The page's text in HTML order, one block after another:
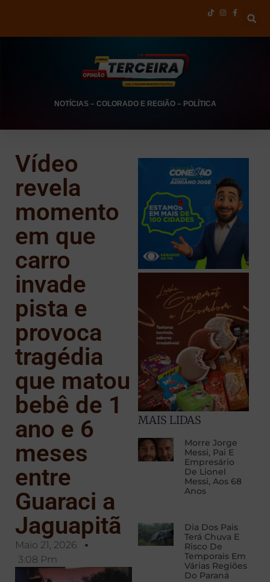
NOTÍCIAS– COLORADO E REGIÃO– POLÍTICA
Vídeo
revela
momento
em que
carro
invade
pista e
provoca
tragédia
que matou
bebê de 1
ano e 6
meses
entre
Guaraci a
Jaguapitã
Maio 21, 2026
3:08 Pm
MAIS LIDAS
Morre Jorge
Messi, Pai E
Empresário
De Lionel
Messi, Aos 68
Anos
Dia Dos Pais
Terá Chuva E
Risco De
Temporais Em
Várias Regiões
Do Paraná